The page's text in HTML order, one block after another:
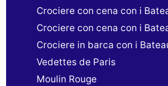
Crociere con cena con i
Crociere con cena con i
Crociere in barca con i
Vedettes de Paris
Moulin Rouge